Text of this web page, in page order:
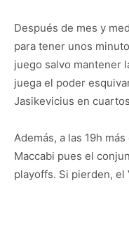
Después de mes y
para tener unos
juego salvo mantener
juega el poder
Jasikevicius en
Además, a las 19h
Maccabi pues el
playoffs. Si pierden, el